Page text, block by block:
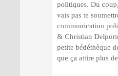
politiques. Du
vais pas te
communication
& Christian
petite bédéthèque
que ça attire plus